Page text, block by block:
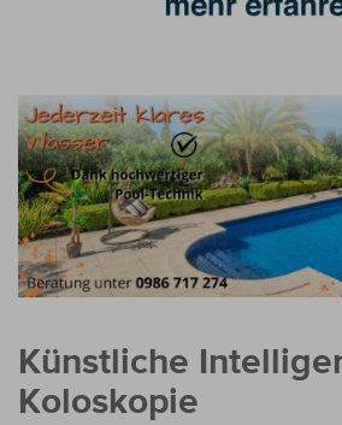
Künstliche
Koloskopie